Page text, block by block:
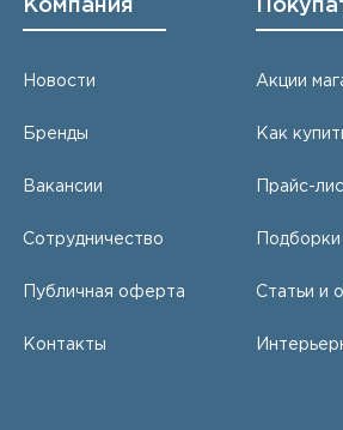
Компания
Новости
Бренды
Вакансии
Сотрудничество
Публичная оферта
Контакты
Акции
Как
Прайс-
Статьи и